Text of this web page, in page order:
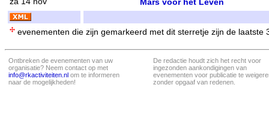
evenementen die zijn gemarkeerd met dit sterretje zijn de laatste
Ontbreken de evenementen van uw
organisatie? Neem contact op met
info@rkactiviteiten.nl om te informeren
naar de mogelijkheden!
De redactie houdt zich het recht voor
ingezonden aankondigingen van
evenementen voor publicatie te
zonder opgaaf van redenen.